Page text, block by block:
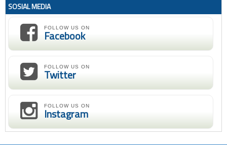
SOSIAL MEDIA
FOLLOW US ON
Facebook
FOLLOW US ON
Twitter
FOLLOW US ON
Instagram